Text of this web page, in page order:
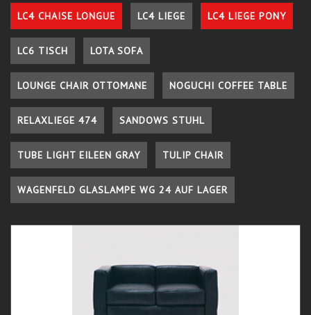
LC4 CHAISE LONGUE LC4 LIEGE LC4 LIEGE PONY
LC6 TISCH LOTA SOFA
LOUNGE CHAIR OTTOMANE NOGUCHI COFFEE TABLE
RELAXLIEGE 474 SANDOWS STUHL
TUBE LIGHT EILEEN GRAY TULIP CHAIR
WAGENFELD GLASLAMPE WG 24 AUF LAGER